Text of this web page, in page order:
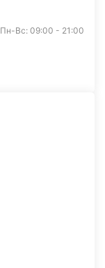
Пн-Вс: 09:00 - 21:00